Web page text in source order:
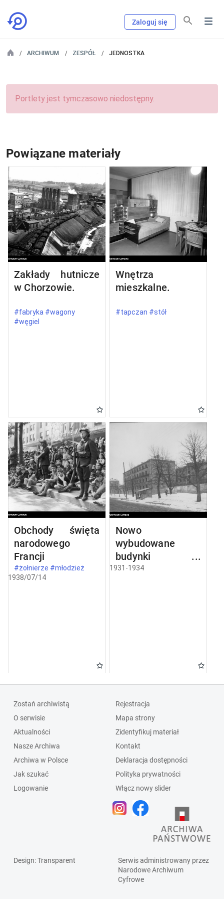
Zaloguj się
ARCHIWUM ZESPÓŁ JEDNOSTKA
Portlety jest tymczasowo niedostępny.
Powiązane materiały
Zakłady hutnicze
w Chorzowie.
#fabryka #wagony
#węgiel
Wnętrza
mieszkalne.
#tapczan #stół
Obchody święta
narodowego
Francji
#żołnierze #młodzież
1938/07/14
Nowo
wybudowane
budynki w
Częstochowie
1931-1934
Zostań archiwistą
O serwisie
Aktualności
Nasze Archiwa
Archiwa w Polsce
Jak szukać
Logowanie
Rejestracja
Mapa strony
Zidentyfikuj materiał
Kontakt
Deklaracja dostępności
Polityka prywatności
Włącz nowy slider
Design: Transparent
Serwis administrowany przez
Narodowe Archiwum
Cyfrowe